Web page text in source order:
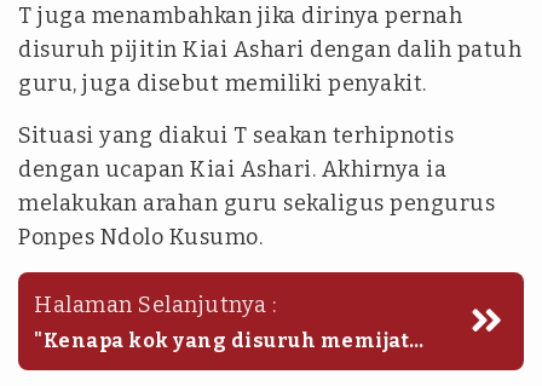
T juga menambahkan jika dirinya pernah
disuruh pijitin Kiai Ashari dengan dalih patuh
guru, juga disebut memiliki penyakit.
Situasi yang diakui T seakan terhipnotis
dengan ucapan Kiai Ashari. Akhirnya ia
melakukan arahan guru sekaligus pengurus
Ponpes Ndolo Kusumo.
Halaman Selanjutnya :
"Kenapa kok yang disuruh memijat
selalu santriwati, padahal di situ juga